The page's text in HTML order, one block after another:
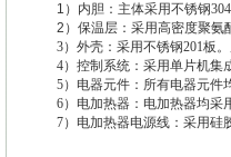
1 ） 内胆：主体采用不锈钢
2 ） 保温层：采用高密度聚氨
3）外壳：采用不锈钢201板
4）控制系统：采用单片机集
5）电器元件：所有电器元件
6）电加热器：电加热器均采
7）电加热器电源线：采用硅